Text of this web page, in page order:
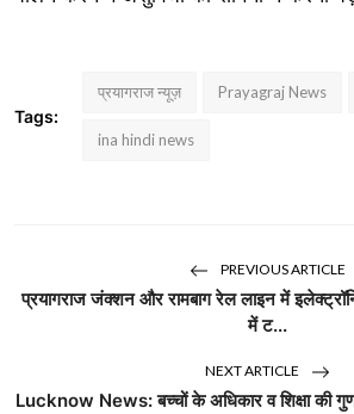
Tags:
प्रयागराज न्यूज़ Prayagraj News
ina hindi news
PREVIOUS ARTICLE
प्रयागराज जंक्शन और रामबाग रेल लाइन में
में ट...
NEXT ARTICLE
Lucknow News: बच्चों के अधिकार व शिक्षा की